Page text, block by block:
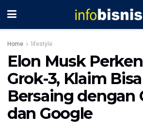
Home lifestyle
Elon Musk
Grok-3, Klaim Bisa
Bersaing dengan
dan Google